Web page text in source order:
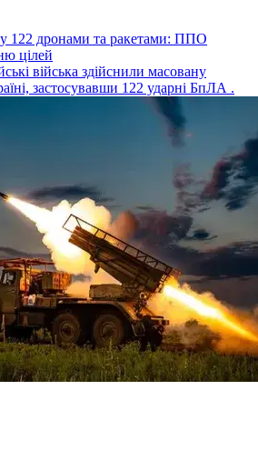
122 дронами та ракетами: ППО
цілей
війська здійснили масовану
застосувавши 122 ударні БпЛА .